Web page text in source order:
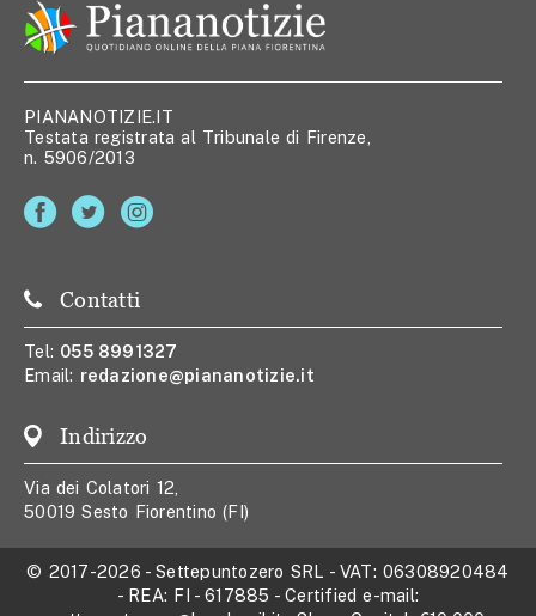
PIANANOTIZIE.IT
Testata registrata al Tribunale di Firenze,
n. 5906/2013
Contatti
Tel: 055 8991327
Email: redazione@piananotizie.it
Indirizzo
Via dei Colatori 12,
50019 Sesto Fiorentino (FI)
© 2017-2026 -Settepuntozero SRL - VAT: 06308920484
- REA: FI - 617885 - Certified e-mail: